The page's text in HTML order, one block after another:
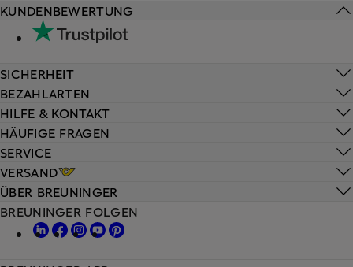
HILFE & KONTAKT
HÄUFIGE FRAGEN
SERVICE
VERSAND
KUNDENBEWERTUNG
SICHERHEIT
BEZAHLARTEN
ÜBER BREUNINGER
BREUNINGER FOLGEN